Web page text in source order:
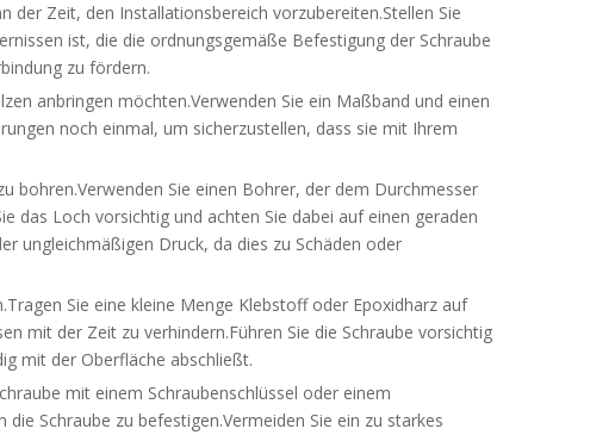
der Zeit, den Installationsbereich vorzubereiten.Stellen Sie
ist, die die ordnungsgemäße Befestigung der Schraube
zu fördern.
anbringen möchten.Verwenden Sie ein Maßband und einen
noch einmal, um sicherzustellen, dass sie mit Ihrem
bohren.Verwenden Sie einen Bohrer, der dem Durchmesser
das Loch vorsichtig und achten Sie dabei auf einen geraden
ungleichmäßigen Druck, da dies zu Schäden oder
Sie eine kleine Menge Klebstoff oder Epoxidharz auf
mit der Zeit zu verhindern.Führen Sie die Schraube vorsichtig
mit der Oberfläche abschließt.
mit einem Schraubenschlüssel oder einem
Schraube zu befestigen.Vermeiden Sie ein zu starkes